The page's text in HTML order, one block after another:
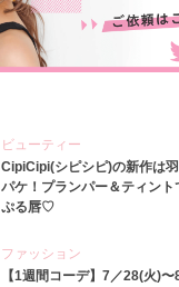
ビューティー
CipiCipi(シピシピ)の新作は
パケ！プランパー＆ティン
ぷる唇♡
ファッション
【1週間コーデ】7／28(火)